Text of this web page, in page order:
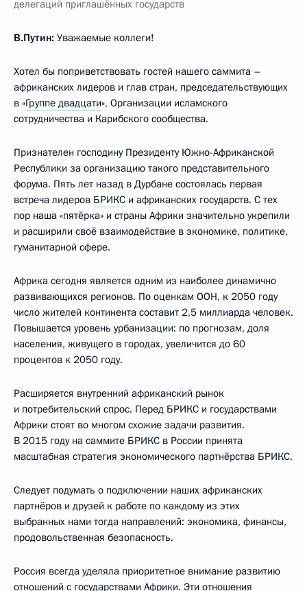
делегаций приглашённых государств
В.Путин: Уважаемые коллеги!
Хотел бы поприветствовать гостей нашего саммита –
африканских лидеров и глав стран, председательствующих
в «Группе двадцати», Организации исламского
сотрудничества и Карибского сообщества.
Признателен господину Президенту Южно-Африканской
Республики за организацию такого представительного
форума. Пять лет назад в Дурбане состоялась первая
встреча лидеров БРИКС и африканских государств. С тех
пор наша «пятёрка» и страны Африки значительно укрепили
и расширили своё взаимодействие в экономике, политике,
гуманитарной сфере.
Африка сегодня является одним из наиболее динамично
развивающихся регионов. По оценкам ООН, к 2050 году
число жителей континента составит 2,5 миллиарда человек.
Повышается уровень урбанизации: по прогнозам, доля
населения, живущего в городах, увеличится до 60
процентов к 2050 году.
Расширяется внутренний африканский рынок
и потребительский спрос. Перед БРИКС и государствами
Африки стоят во многом схожие задачи развития.
В 2015 году на саммите БРИКС в России принята
масштабная стратегия экономического партнёрства БРИКС.
Следует подумать о подключении наших африканских
партнёров и друзей к работе по каждому из этих
выбранных нами тогда направлений: экономика, финансы,
продовольственная безопасность.
Россия всегда уделяла приоритетное внимание развитию
отношений с государствами Африки. Эти отношения